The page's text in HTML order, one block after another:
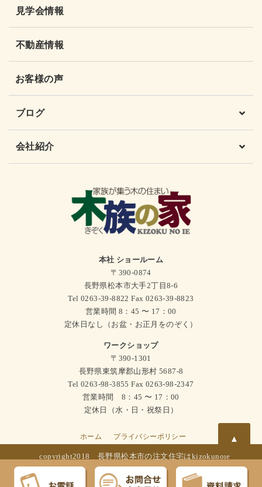
見学会情報
不動産情報
お客様の声
ブログ
会社紹介
本社 ショールーム
〒390-0874
長野県松本市大手2丁目8-6
Tel 0263-39-8822 Fax 0263-39-8823
営業時間 8：45 〜 17：00
定休日なし（お盆・お正月をのぞく）
ワークショップ
〒390-1301
長野県東筑摩郡山形村 5687-8
Tel 0263-98-3855 Fax 0263-98-2347
営業時間 8：45 〜 17：00
定休日（水・日・祝祭日）
ホーム プライバシーポリシー
copyright2018長野県松本市の注文住宅はkizokunoie
▲